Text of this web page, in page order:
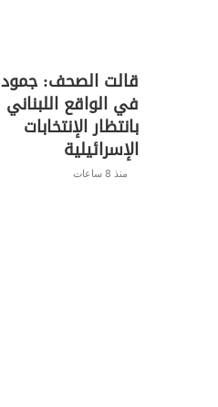
قالت الصحف: جمود
في الواقع اللبناني
بانتظار الإنتخابات
الإسرائيلية
منذ 8 ساعات